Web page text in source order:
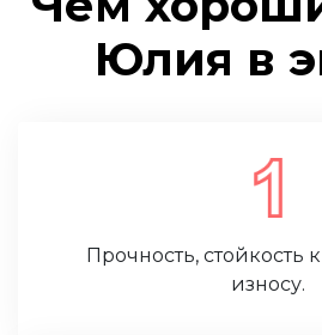
Юлия в
Прочность, стойкость
износу.